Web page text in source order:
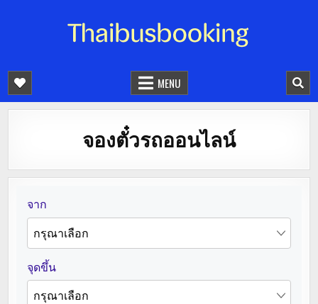
จองตั๋วรถออนไลน์ 24 ชั่วโมง
MENU
จองตั๋วรถออนไลน์